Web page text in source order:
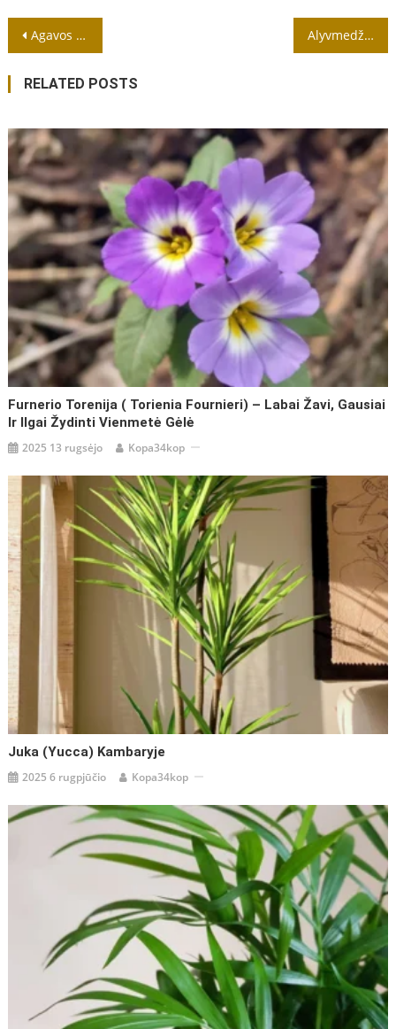
Navigacija
tarp
įrašų
Agavos auginimas lauke Alyvmedžio persodinimas
RELATED POSTS
Furnerio Torenija ( Torienia Fournieri) – Labai Žavi, Gausiai
Ir Ilgai Žydinti Vienmetė Gėlė
2025 13 rugsėjo Kopa34kop
Juka (Yucca) Kambaryje
2025 6 rugpjūčio Kopa34kop